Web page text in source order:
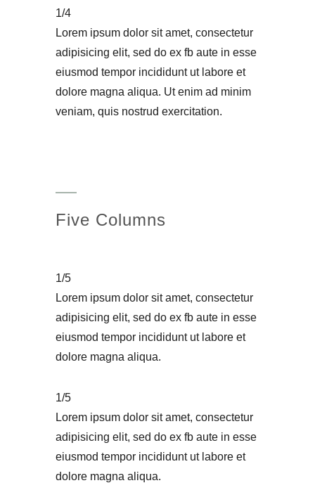
1/4
Lorem ipsum dolor sit amet, consectetur
adipisicing elit, sed do ex fb aute in esse
eiusmod tempor incididunt ut labore et
dolore magna aliqua. Ut enim ad minim
veniam, quis nostrud exercitation.
Five Columns
1/5
Lorem ipsum dolor sit amet, consectetur
adipisicing elit, sed do ex fb aute in esse
eiusmod tempor incididunt ut labore et
dolore magna aliqua.
1/5
Lorem ipsum dolor sit amet, consectetur
adipisicing elit, sed do ex fb aute in esse
eiusmod tempor incididunt ut labore et
dolore magna aliqua.